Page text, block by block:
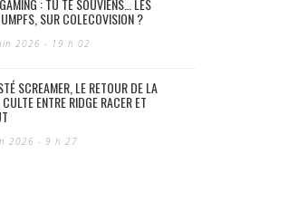
: TU TE SOUVIENS… LES
SUR COLECOVISION ?
2026 - 19 h 02
SCREAMER, LE RETOUR DE LA
ENTRE RIDGE RACER ET
2026 - 9 h 27